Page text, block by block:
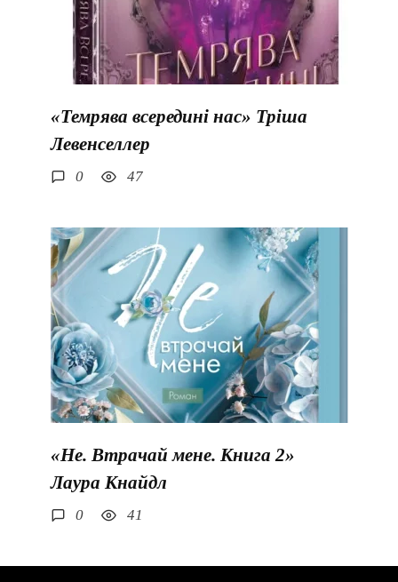
«Темрява всередині нас» Тріша
Левенселлер
0 47
«Не. Втрачай мене. Книга 2»
Лаура Кнайдл
0 41